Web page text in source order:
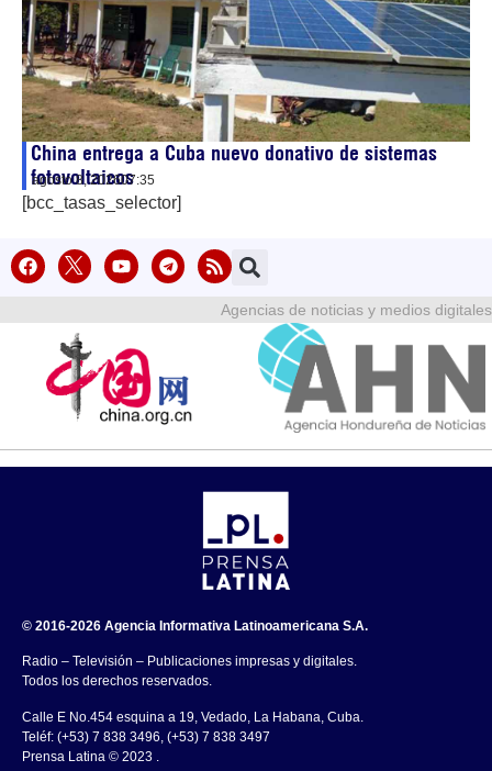
China entrega a Cuba nuevo donativo de sistemas
fotovoltaicos
agosto 8, 202607:35
[bcc_tasas_selector]
Agencias de noticias y medios digitales
© 2016-2026 Agencia Informativa Latinoamericana S.A.
Radio – Televisión – Publicaciones impresas y digitales.
Todos los derechos reservados.
Calle E No.454 esquina a 19, Vedado, La Habana, Cuba.
Teléf: (+53) 7 838 3496, (+53) 7 838 3497
Prensa Latina © 2023 .